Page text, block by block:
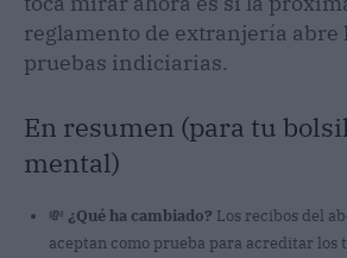
reglamento de extranjería abre
pruebas indiciarias.
En resumen (para tu
mental)
💸 ¿Qué ha cambiado? Los recibos del
aceptan como prueba para acreditar los